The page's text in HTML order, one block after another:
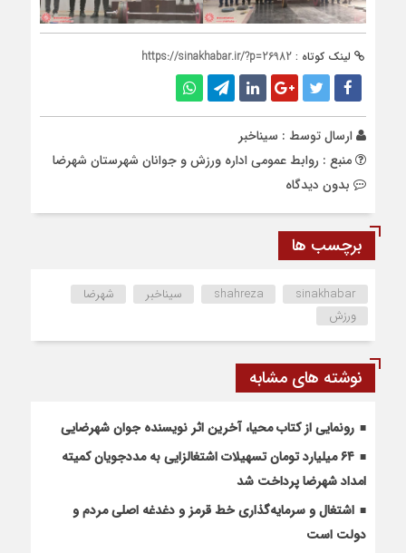
لینک کوتاه : https://sinakhabar.ir/?p=26982
ارسال توسط : سیناخبر
منبع : روابط عمومی اداره ورزش و جوانان شهرستان شهرضا
بدون دیدگاه
برچسب ها
shahreza sinakhabar سیناخبر
شهرضا
ورزش
نوشته های مشابه
رونمایی از کتاب محیا، آخرین اثر نویسنده جوان شهرضایی
۶۴ میلیارد تومان تسهیلات اشتغالزایی به مددجویان کمیته
امداد شهرضا پرداخت شد
اشتغال و سرمایه‌گذاری خط قرمز و دغدغه اصلی مردم و
دولت است